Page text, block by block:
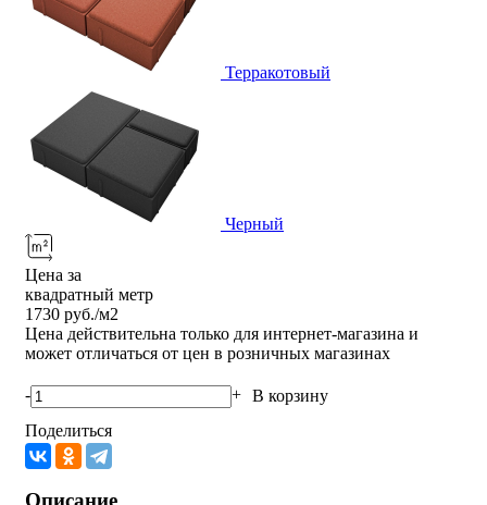
Терракотовый
Черный
Цена за
квадратный метр
1730 руб./м2
Цена действительна только для интернет-магазина и
может отличаться от цен в розничных магазинах
- + В корзину
Поделиться